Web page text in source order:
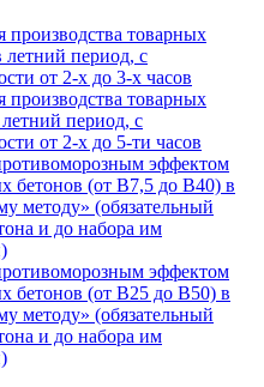
товарных
период, с
от 2-х до 3-х часов
товарных
период, с
от 2-х до 5-ти часов
эффектом
бетонов (от В7,5 до В40) в
методу» (обязательный
и до набора им
эффектом
бетонов (от В25 до В50) в
методу» (обязательный
и до набора им